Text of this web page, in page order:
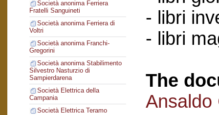
Società anonima Ferriera
Fratelli Sanguineti
Società anonima Ferriera di
Voltri
Società anonima Franchi-
Gregorini
Società anonima Stabilimento
Silvestro Nasturzio di
Sampierdarena
Società Elettrica della
Campania
Società Elettrica Teramo
- libri
- libri
The
Ansaldo